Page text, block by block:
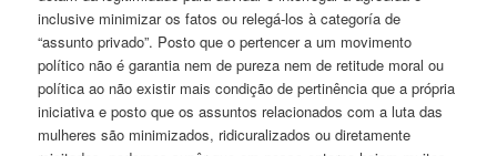
inclusive minimizar os fatos ou relegá-los à categoría de
“assunto privado”. Posto que o pertencer a um movimento
político não é garantia nem de pureza nem de retitude moral ou
política ao não existir mais condição de pertinência que a própria
iniciativa e posto que os assuntos relacionados com a luta das
mulheres são minimizados, ridicuralizados ou diretamente